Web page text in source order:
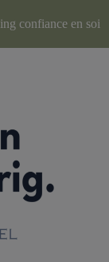
confiance en soi